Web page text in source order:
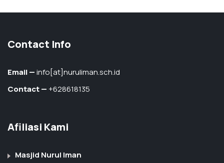
Contact Info
Email —info[at]nuruliman.sch.id
Contact —+628618135
Afiliasi Kami
Masjid Nurul Iman